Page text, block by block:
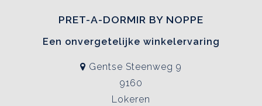
PRET-A-DORMIR BY NOPPE
Een onvergetelijke winkelervaring
Gentse Steenweg 9
9160
Lokeren